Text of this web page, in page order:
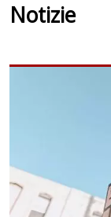
Notizie